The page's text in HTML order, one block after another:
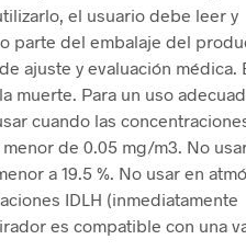
el usuario debe leer y
parte del embalaje del
ajuste y evaluación médica.
muerte. Para un uso
cuando las
de 0.05 mg/m3. No
a 19.5 %. No usar en
IDLH (inmediatamente
es compatible con una